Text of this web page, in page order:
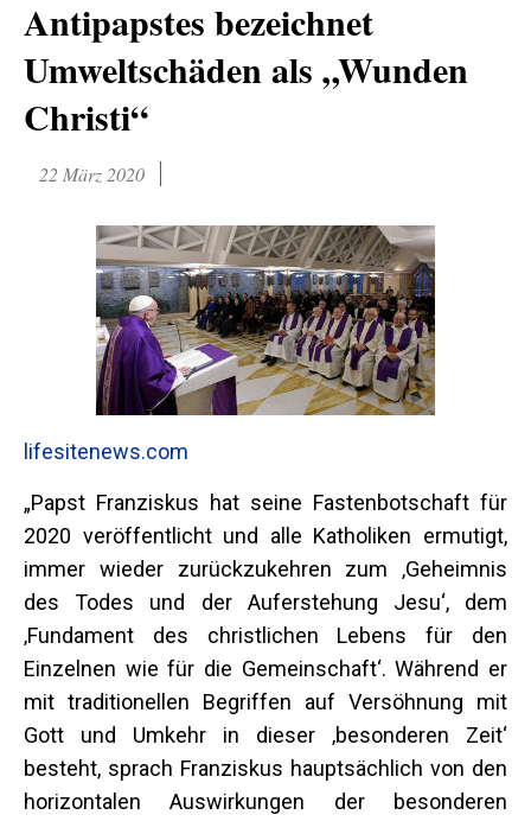
Antipapstes bezeichnet
Umweltschäden als „Wunden
Christi“
22 März 2020
lifesitenews.com
„Papst Franziskus hat seine Fastenbotschaft für
2020 veröffentlicht und alle Katholiken ermutigt,
immer wieder zurückzukehren zum ‚Geheimnis
des Todes und der Auferstehung Jesu‘, dem
‚Fundament des christlichen Lebens für den
Einzelnen wie für die Gemeinschaft‘. Während er
mit traditionellen Begriffen auf Versöhnung mit
Gott und Umkehr in dieser ‚besonderen Zeit‘
besteht, sprach Franziskus hauptsächlich von den
horizontalen Auswirkungen der besonderen